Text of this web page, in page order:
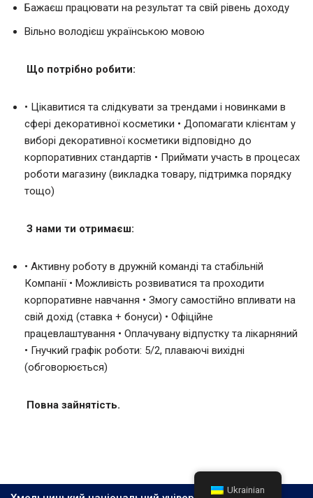
Бажаєш працювати на результат та свій рівень доходу
Вільно володієш українською мовою
Що потрібно робити:
• Цікавитися та слідкувати за трендами і новинками в
сфері декоративної косметики • Допомагати клієнтам у
виборі декоративної косметики відповідно до
корпоративних стандартів • Приймати участь в процесах
роботи магазину (викладка товару, підтримка порядку
тощо)
З нами ти отримаєш:
• Активну роботу в дружній команді та стабільній
Компанії • Можливість розвиватися та проходити
корпоративне навчання • Змогу самостійно впливати на
свій дохід (ставка + бонуси) • Офіційне
працевлаштування • Оплачувану відпустку та лікарняний
• Гнучкий графік роботи: 5/2, плаваючі вихідні
(обговорюється)
Повна зайнятість.
Ukrainian